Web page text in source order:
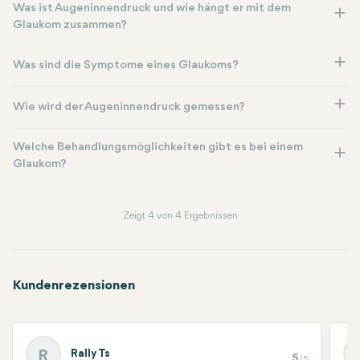
Was ist Augeninnendruck und wie hängt er mit dem
Glaukom zusammen?
Was sind die Symptome eines Glaukoms?
Wie wird der Augeninnendruck gemessen?
Welche Behandlungsmöglichkeiten gibt es bei einem
Glaukom?
Zeigt 4 von 4 Ergebnissen
Kundenrezensionen
R Rally Ts